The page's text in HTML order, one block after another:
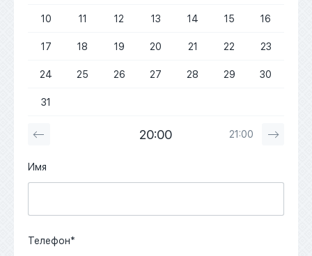
10 11 12 13 14 15 16
17 18 19 20 21 22 23
24 25 26 27 28 29 30
31
20:00 21:00
Имя
Телефон*